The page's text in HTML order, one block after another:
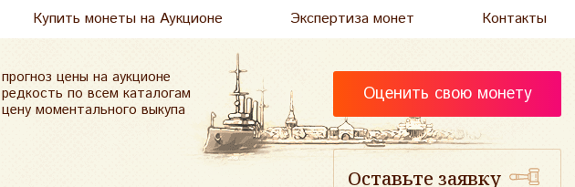
Купить монеты на Аукционе Экспертиза монет Контакты
прогноз цены на аукционе
редкость по всем каталогам
цену моментального выкупа
Оценить свою монету
Оставьте заявку